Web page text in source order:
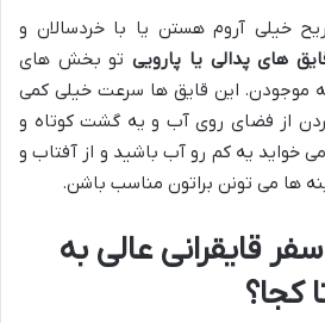
خیلی آروم هستن یا با خردسالان و
های پدالی یا پاروییتو بخش های
موجودن. این قایق ها سرعت خیلی کمی
از فضای روی آب و یه گشت کوتاه و
خواید یه کم رو آب باشید و از آفتاب و
ها می تونن براتون مناسب باشن.
قایقرانی عالی به
کجا؟